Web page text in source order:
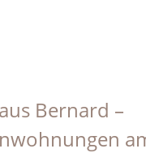
Bernard –